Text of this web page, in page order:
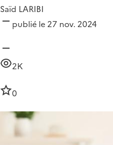
Saïd LARIBI
publié le 27 nov. 2024
2K
0